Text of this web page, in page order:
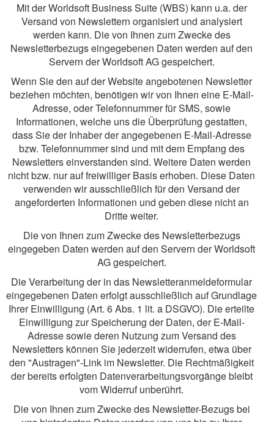
Mit der Worldsoft Business Suite (WBS) kann u.a. der
Versand von Newslettern organisiert und analysiert
werden kann. Die von Ihnen zum Zwecke des
Newsletterbezugs eingegebenen Daten werden auf den
Servern der Worldsoft AG gespeichert.
Wenn Sie den auf der Website angebotenen Newsletter
beziehen möchten, benötigen wir von Ihnen eine E-Mail-
Adresse, oder Telefonnummer für SMS, sowie
Informationen, welche uns die Überprüfung gestatten,
dass Sie der Inhaber der angegebenen E-Mail-Adresse
bzw. Telefonnummer sind und mit dem Empfang des
Newsletters einverstanden sind. Weitere Daten werden
nicht bzw. nur auf freiwilliger Basis erhoben. Diese Daten
verwenden wir ausschließlich für den Versand der
angeforderten Informationen und geben diese nicht an
Dritte weiter.
Die von Ihnen zum Zwecke des Newsletterbezugs
eingegeben Daten werden auf den Servern der Worldsoft
AG gespeichert.
Die Verarbeitung der in das Newsletteranmeldeformular
eingegebenen Daten erfolgt ausschließlich auf Grundlage
Ihrer Einwilligung (Art. 6 Abs. 1 lit. a DSGVO). Die erteilte
Einwilligung zur Speicherung der Daten, der E-Mail-
Adresse sowie deren Nutzung zum Versand des
Newsletters können Sie jederzeit widerrufen, etwa über
den "Austragen"-Link im Newsletter. Die Rechtmäßigkeit
der bereits erfolgten Datenverarbeitungsvorgänge bleibt
vom Widerruf unberührt.
Die von Ihnen zum Zwecke des Newsletter-Bezugs bei